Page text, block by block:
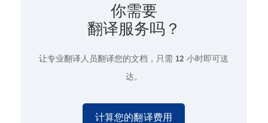
你需要
翻译服务吗？
让专业翻译人员翻译您的文档，只需 12 小时即可送
达。
计算您的翻译费用